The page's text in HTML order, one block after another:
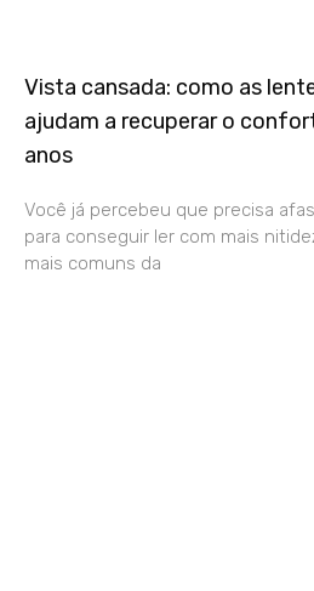
Vista cansada: como as
ajudam a recuperar o
anos
Você já percebeu que precisa
para conseguir ler com mais
mais comuns da